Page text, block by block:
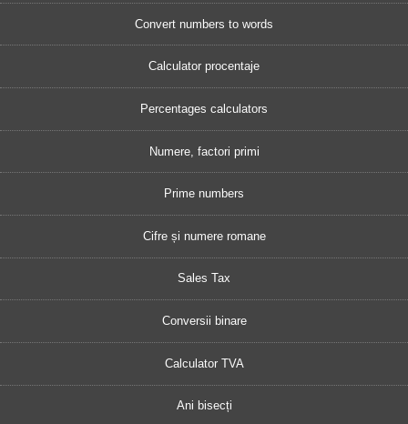
Convert numbers to words
Calculator procentaje
Percentages calculators
Numere, factori primi
Prime numbers
Cifre și numere romane
Sales Tax
Conversii binare
Calculator TVA
Ani bisecți